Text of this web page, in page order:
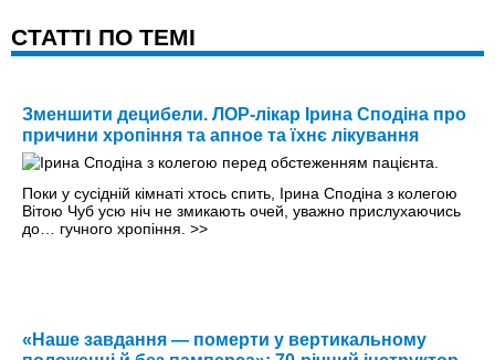
CТАТТІ ПО ТЕМІ
Зменшити децибели. ЛОР-лікар Ірина Сподіна про
причини хропіння та апное та їхнє лікування
Поки у сусідній кімнаті хтось спить, Ірина Сподіна з колегою
Вітою Чуб усю ніч не змикають очей, уважно прислухаючись
до… гучного хропіння. >>
«Наше завдання — померти у вертикальному